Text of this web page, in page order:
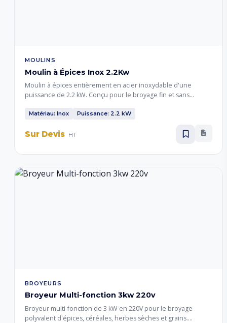
MOULINS
Moulin à Épices Inox 2.2Kw
Moulin à épices entièrement en acier inoxydable d'une
puissance de 2.2 kW. Conçu pour le broyage fin et sans
Construction hygiénique pour usage alimentaire
Matériau: Inox Puissance: 2.2 kW
Sur Devis HT
BROYEURS
Broyeur Multi-fonction 3kw 220v
Broyeur multi-fonction de 3 kW en 220V pour le broyage
polyvalent d'épices, céréales, herbes sèches et grains.